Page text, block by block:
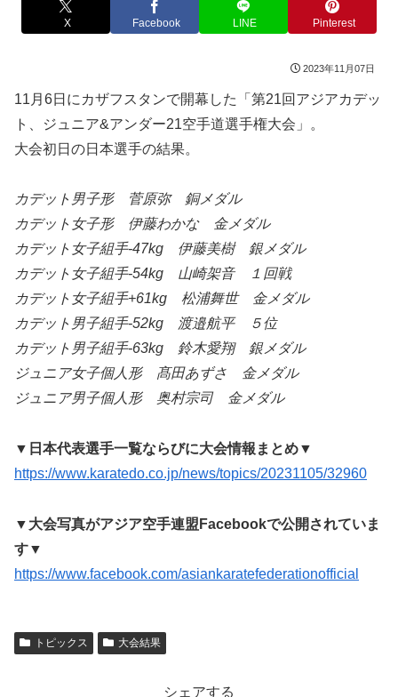
X Facebook LINE Pinterest
2023年11月07日
11月6日にカザフスタンで開幕した「第21回アジアカデッ
ト、ジュニア&アンダー21空手道選手権大会」。
大会初日の日本選手の結果。
カデット男子形 菅原弥 銅メダル
カデット女子形 伊藤わかな 金メダル
カデット女子組手-47kg 伊藤美樹 銀メダル
カデット女子組手-54kg 山崎架音 １回戦
カデット女子組手+61kg 松浦舞世 金メダル
カデット男子組手-52kg 渡邉航平 ５位
カデット男子組手-63kg 鈴木愛翔 銀メダル
ジュニア女子個人形 髙田あずさ 金メダル
ジュニア男子個人形 奥村宗司 金メダル
▼日本代表選手一覧ならびに大会情報まとめ▼
https://www.karatedo.co.jp/news/topics/20231105/32960
▼大会写真がアジア空手連盟Facebookで公開されていま
す▼
https://www.facebook.com/asiankaratefederationofficial
トピックス 大会結果
シェアする